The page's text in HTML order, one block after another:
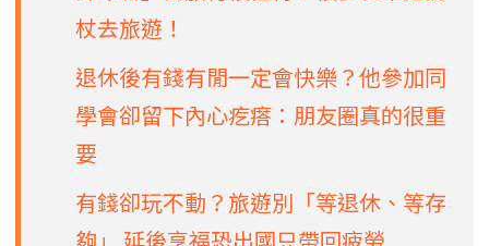
杖去旅遊！
退休後有錢有閒一定會快樂？他參加同
學會卻留下內心疙瘩：朋友圈真的很重
要
有錢卻玩不動？旅遊別「等退休、等存